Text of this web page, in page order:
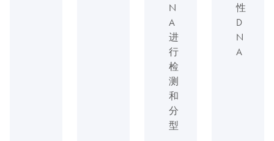
N
A
进
行
检
测
和
分
型
性
D
N
A